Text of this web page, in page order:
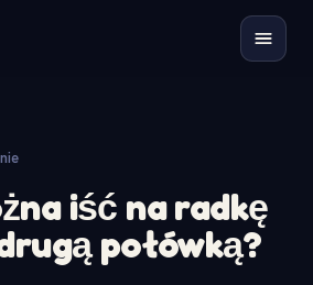
iść na radkę
połówką?